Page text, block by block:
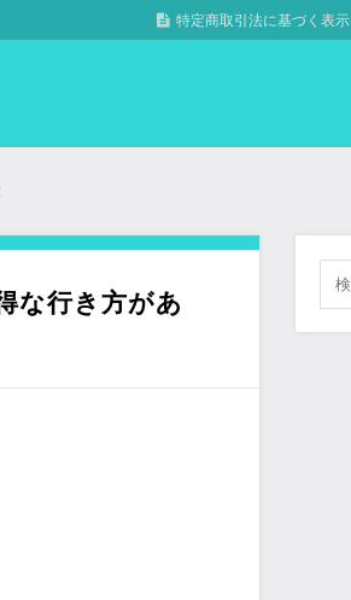
特定商取引法に基づく表示
な行き方があ